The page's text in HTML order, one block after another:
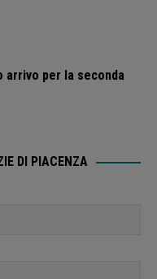
arrivo per la seconda
DI PIACENZA